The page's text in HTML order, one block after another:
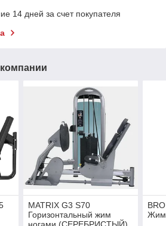
14 дней за счет покупателя
MATRIX G3 S70
Горизонтальный жим
Жим